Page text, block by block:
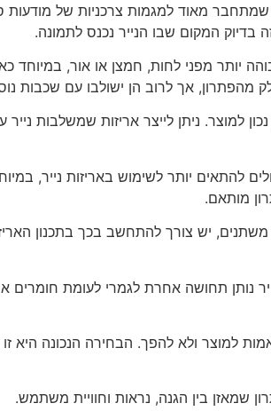
מאוד למגמות צרכניות של מודעות
בדיוק המקום שבו הנייר נכנס לתמונה.
יותר מפני לחות, חמצן או אור, במיוחד
מהפתרון, אך לרוב הן ישולבו עם
למוצר. ניתן לייצר אריזות שמשלבות נייר
להתאים יותר לשימוש באריזות נייר,
מותאם.
יש צורך להתחשב בכך בתכנון
נותן תחושה אחרת לגמרי לעומת
למוצר ולא להפך. הבחירה הנכונה היא זו
שמאזן בין הגנה, נראות וחוויית משתמש.